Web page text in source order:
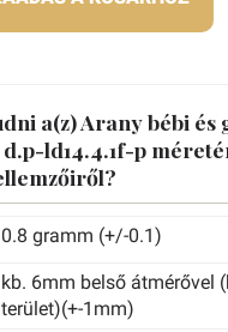
a(z) Arany bébi és
ld14.4.1f-p
0.8 gramm (+/-0.1)
kb. 6mm belső átmérővel
terület)(+-1mm)